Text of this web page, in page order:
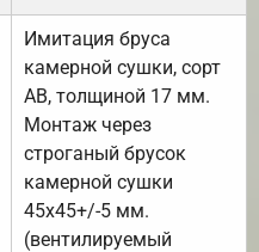
Имитация бруса
камерной сушки, сорт
АВ, толщиной 17 мм.
Монтаж через
строганый брусок
камерной сушки
45х45+/-5 мм.
(вентилируемый